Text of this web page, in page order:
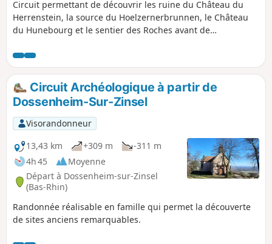
Circuit permettant de découvrir les ruine du Château du
Herrenstein, la source du Hoelzernerbrunnen, le Château
du Hunebourg et le sentier des Roches avant de
rencontrer des Highlands Catlles
Circuit Archéologique à partir de
Dossenheim-Sur-Zinsel
Visorandonneur
13,43 km
+309 m
-311 m
4h 45
Moyenne
Départ à Dossenheim-sur-Zinsel
(Bas-Rhin)
Randonnée réalisable en famille qui permet la découverte
de sites anciens remarquables.